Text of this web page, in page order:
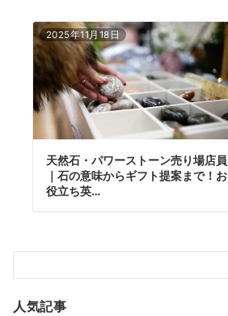
2025年11月18日
天然石・パワーストーン売り場店員
｜石の意味からギフト提案まで！お
役立ち英…
人気記事